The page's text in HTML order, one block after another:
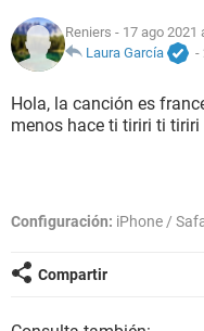
Reniers - 17 ago 2021
Laura García
-
Hola, la canción es
menos hace ti tiriri ti tiriri
Configuración: iPhone /
Compartir